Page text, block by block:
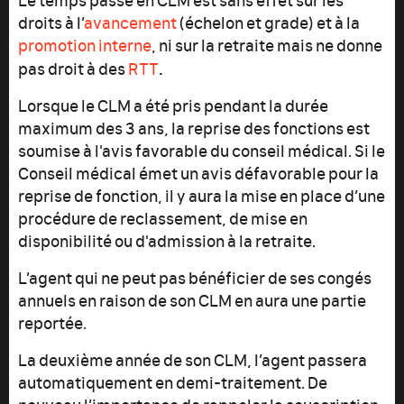
droits à l’avancement(échelon et grade) et à la
promotion interne, ni sur la retraite mais ne donne
pas droit à desRTT.
Lorsque le CLM a été pris pendant la durée
maximum des 3 ans, la reprise des fonctions est
soumise à l'avis favorable du conseil médical. Si le
Conseil médical émet un avis défavorable pour la
reprise de fonction, il y aura la mise en place d’une
procédure de reclassement, de mise en
disponibilité ou d'admission à la retraite.
L’agent qui ne peut pas bénéficier de ses congés
annuels en raison de son CLM en aura une partie
reportée.
La deuxième année de son CLM, l’agent passera
automatiquement en demi-traitement. De